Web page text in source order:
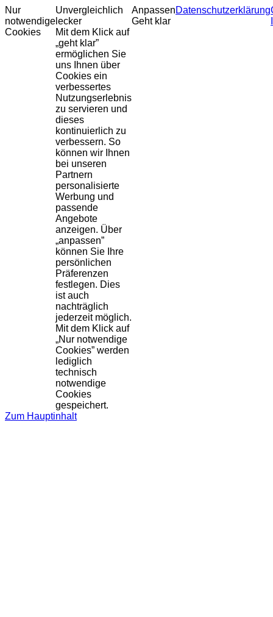
Nur
notwendige
Cookies
Unvergleichlich
lecker
Mit dem Klick auf
„geht klar”
ermöglichen Sie
uns Ihnen über
Cookies ein
verbessertes
Nutzungserlebnis
zu servieren und
dieses
kontinuierlich zu
verbessern. So
können wir Ihnen
bei unseren
Partnern
personalisierte
Werbung und
passende
Angebote
anzeigen. Über
„anpassen”
können Sie Ihre
persönlichen
Präferenzen
festlegen. Dies
ist auch
nachträglich
jederzeit möglich.
Mit dem Klick auf
„Nur notwendige
Cookies” werden
lediglich
technisch
notwendige
Cookies
gespeichert.
Anpassen
Geht klar
Datenschutzerklärung
Zum Hauptinhalt